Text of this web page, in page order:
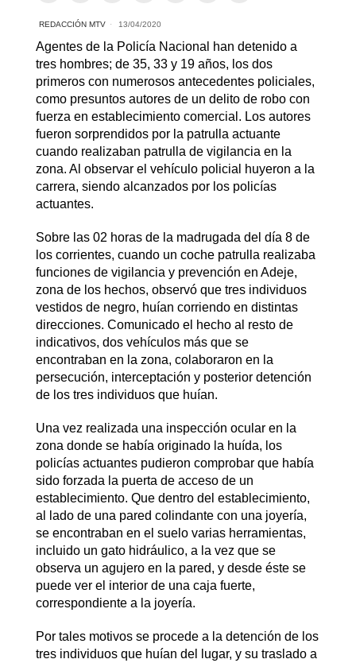
REDACCIÓN MTV 13/04/2020
Agentes de la Policía Nacional han detenido a
tres hombres; de 35, 33 y 19 años, los dos
primeros con numerosos antecedentes policiales,
como presuntos autores de un delito de robo con
fuerza en establecimiento comercial. Los autores
fueron sorprendidos por la patrulla actuante
cuando realizaban patrulla de vigilancia en la
zona. Al observar el vehículo policial huyeron a la
carrera, siendo alcanzados por los policías
actuantes.
Sobre las 02 horas de la madrugada del día 8 de
los corrientes, cuando un coche patrulla realizaba
funciones de vigilancia y prevención en Adeje,
zona de los hechos, observó que tres individuos
vestidos de negro, huían corriendo en distintas
direcciones. Comunicado el hecho al resto de
indicativos, dos vehículos más que se
encontraban en la zona, colaboraron en la
persecución, interceptación y posterior detención
de los tres individuos que huían.
Una vez realizada una inspección ocular en la
zona donde se había originado la huída, los
policías actuantes pudieron comprobar que había
sido forzada la puerta de acceso de un
establecimiento. Que dentro del establecimiento,
al lado de una pared colindante con una joyería,
se encontraban en el suelo varias herramientas,
incluido un gato hidráulico, a la vez que se
observa un agujero en la pared, y desde éste se
puede ver el interior de una caja fuerte,
correspondiente a la joyería.
Por tales motivos se procede a la detención de los
tres individuos que huían del lugar, y su traslado a